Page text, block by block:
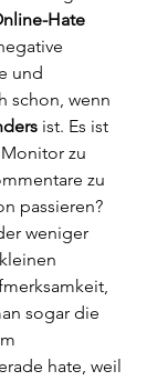
Hate
und
schon, wenn
ist. Es ist
zu
zu
passieren?
weniger
sogar die
hate, weil